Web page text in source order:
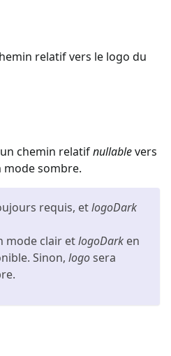
relatif vers le logo du
chemin relatifnullablevers
mode sombre.
requis, etlogoDark
mode clair etlogoDark en
Sinon, logosera